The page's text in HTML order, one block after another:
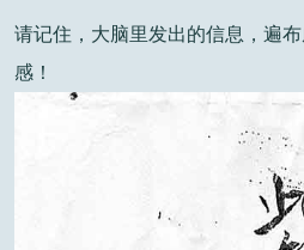
请记住，大脑里发出的信息，遍
感！